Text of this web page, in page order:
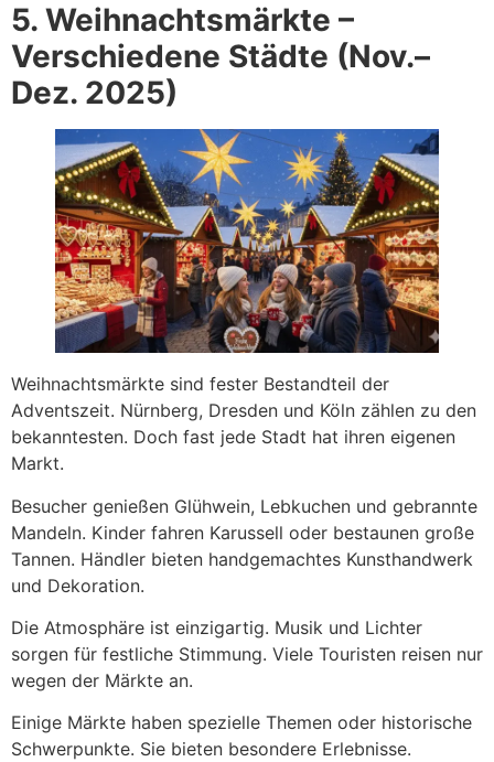
5. Weihnachtsmärkte –
Verschiedene Städte (Nov.–
Dez. 2025)
Weihnachtsmärkte sind fester Bestandteil der
Adventszeit. Nürnberg, Dresden und Köln zählen zu den
bekanntesten. Doch fast jede Stadt hat ihren eigenen
Markt.
Besucher genießen Glühwein, Lebkuchen und gebrannte
Mandeln. Kinder fahren Karussell oder bestaunen große
Tannen. Händler bieten handgemachtes Kunsthandwerk
und Dekoration.
Die Atmosphäre ist einzigartig. Musik und Lichter
sorgen für festliche Stimmung. Viele Touristen reisen nur
wegen der Märkte an.
Einige Märkte haben spezielle Themen oder historische
Schwerpunkte. Sie bieten besondere Erlebnisse.